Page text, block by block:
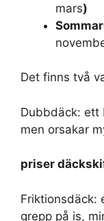
mars)
Det finns två
Dubbdäck: ett
men orsakar
priser
Friktionsdäck:
grepp på is,